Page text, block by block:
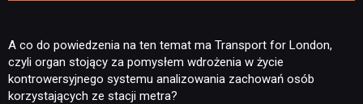
A co do powiedzenia na ten temat ma Transport for London,
czyli organ stojący za pomysłem wdrożenia w życie
kontrowersyjnego systemu analizowania zachowań osób
korzystających ze stacji metra?